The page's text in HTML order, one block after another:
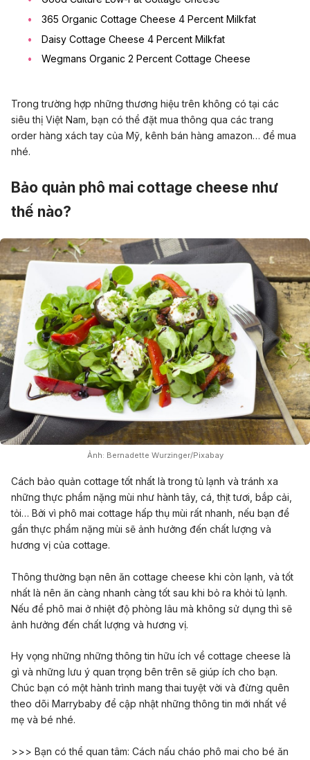
365 Organic Cottage Cheese 4 Percent Milkfat
Daisy Cottage Cheese 4 Percent Milkfat
Wegmans Organic 2 Percent Cottage Cheese
Trong trường hợp những thương hiệu trên không có tại các
siêu thị Việt Nam, bạn có thể đặt mua thông qua các trang
order hàng xách tay của Mỹ, kênh bán hàng amazon… để mua
nhé.
Bảo quản phô mai cottage cheese như
thế nào?
Ảnh: Bernadette Wurzinger/Pixabay
Cách bảo quản cottage tốt nhất là trong tủ lạnh và tránh xa
những thực phẩm nặng mùi như hành tây, cá, thịt tươi, bắp cải,
tỏi… Bởi vì phô mai cottage hấp thụ mùi rất nhanh, nếu bạn để
gần thực phẩm nặng mùi sẽ ảnh hưởng đến chất lượng và
hương vị của cottage.
Thông thường bạn nên ăn cottage cheese khi còn lạnh, và tốt
nhất là nên ăn càng nhanh càng tốt sau khi bỏ ra khỏi tủ lạnh.
Nếu để phô mai ở nhiệt độ phòng lâu mà không sử dụng thì sẽ
ảnh hưởng đến chất lượng và hương vị.
Hy vọng những những thông tin hữu ích về cottage cheese là
gì và những lưu ý quan trọng bên trên sẽ giúp ích cho bạn.
Chúc bạn có một hành trình mang thai tuyệt vời và đừng quên
theo dõi Marrybaby để cập nhật những thông tin mới nhất về
mẹ và bé nhé.
>>> Bạn có thể quan tâm: Cách nấu cháo phô mai cho bé ăn